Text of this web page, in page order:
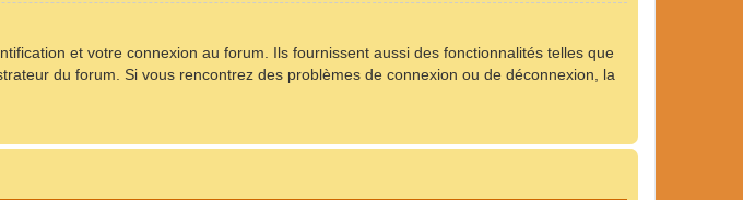
et votre connexion au forum. Ils fournissent aussi des fonctionnalités telles que
du forum. Si vous rencontrez des problèmes de connexion ou de déconnexion, la